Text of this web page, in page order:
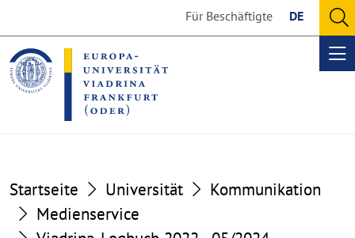
the
content
section
the
footer
section
Für Beschäftigte DE
Startseite Universität
Kommunikation
Medienservice